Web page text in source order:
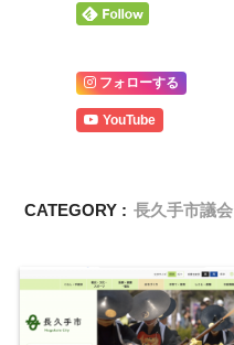
フォローする
YouTube
CATEGORY : 長久手市議会